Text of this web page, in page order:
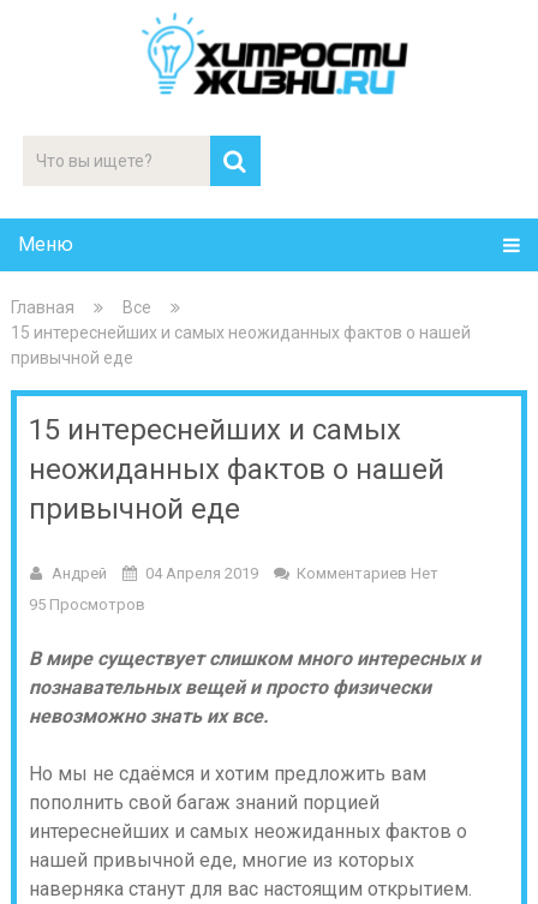
Меню
Главная
Все
15 интереснейших и самых неожиданных фактов о нашей
привычной еде
15 интереснейших и самых
неожиданных фактов о нашей
привычной еде
Андрей 04 Апреля 2019
Комментариев Нет
95 Просмотров
В мире существует слишком много интересных и
познавательных вещей и просто физически
невозможно знать их все.
Но мы не сдаёмся и хотим предложить вам
пополнить свой багаж знаний порцией
интереснейших и самых неожиданных фактов о
нашей привычной еде, многие из которых
наверняка станут для вас настоящим открытием.